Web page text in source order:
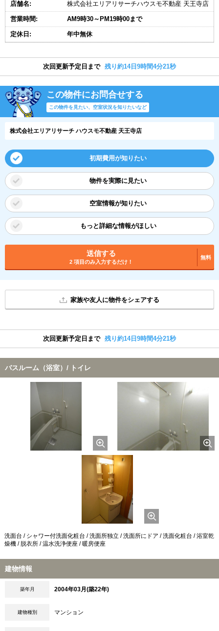
店舗名: 株式会社エリアリサーチハウスモ不動産 天王寺店
営業時間: AM9時30～PM19時00まで
定休日: 年中無休
次回更新予定日まで 残り約14日9時間4分21秒
この物件にお問合せする
この物件を見たい、空室状況を知りたいなど
株式会社エリアリサーチ ハウスモ不動産 天王寺店
初期費用が知りたい
物件を実際に見たい
空室情報が知りたい
もっと詳細な情報がほしい
送信する
2 項目のみ入力するだけ！
無料
家族や友人に物件をシェアする
次回更新予定日まで 残り約14日9時間4分21秒
バスルーム（浴室）/ トイレ
洗面台 / シャワー付洗面化粧台 / 洗面所独立 / 洗面所にドア / 洗面化粧台 / 浴室乾
燥機 / 脱衣所 / 温水洗浄便座 / 暖房便座
建物情報
築年月 2004年03月(築22年)
建物種別 マンション